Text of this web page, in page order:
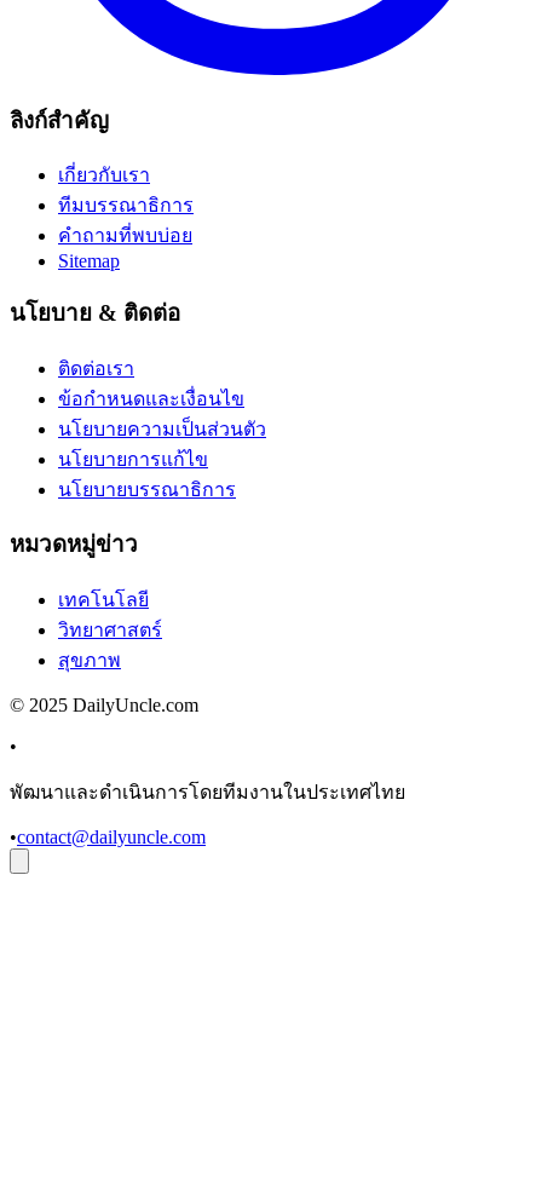
ลิงก์สำคัญ
เกี่ยวกับเรา
ทีมบรรณาธิการ
คำถามที่พบบ่อย
Sitemap
นโยบาย & ติดต่อ
ติดต่อเรา
ข้อกำหนดและเงื่อนไข
นโยบายความเป็นส่วนตัว
นโยบายการแก้ไข
นโยบายบรรณาธิการ
หมวดหมู่ข่าว
เทคโนโลยี
วิทยาศาสตร์
สุขภาพ
© 2025 DailyUncle.com
•
พัฒนาและดำเนินการโดยทีมงานในประเทศไทย
•contact@dailyuncle.com